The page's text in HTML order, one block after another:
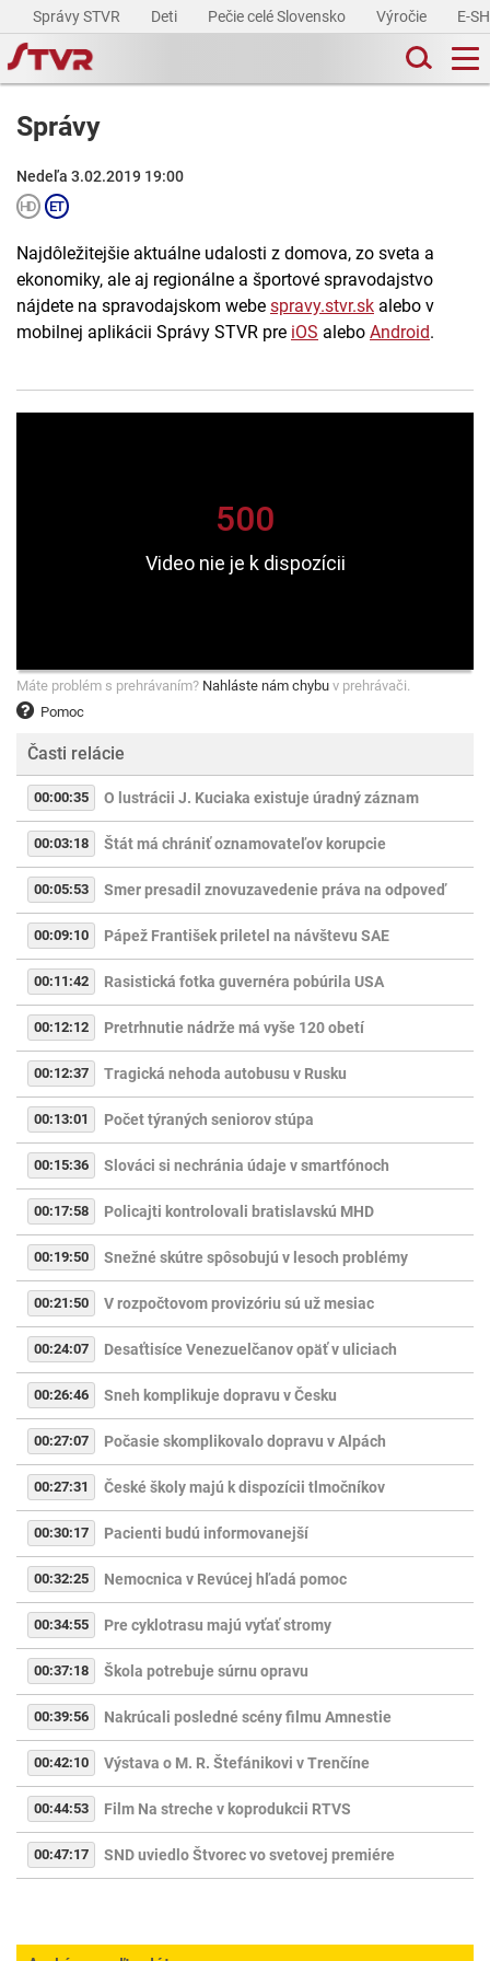
Správy STVR Deti Pečie celé Slovensko Výročie E-
Správy
Nedeľa 3.02.2019 19:00
Najdôležitejšie aktuálne udalosti z domova, zo sveta a
ekonomiky, ale aj regionálne a športové spravodajstvo
nájdete na spravodajskom webe spravy.stvr.sk alebo v
mobilnej aplikácii Správy STVR pre iOS alebo Android.
Pomoc
Máte problém s prehrávaním? Nahláste nám chybu v prehrávači.
Časti relácie
00:00:35 O lustrácii J. Kuciaka existuje úradný záznam
00:03:18 Štát má chrániť oznamovateľov korupcie
00:05:53 Smer presadil znovuzavedenie práva na odpoveď
00:09:10 Pápež František priletel na návštevu SAE
00:11:42 Rasistická fotka guvernéra pobúrila USA
00:12:12 Pretrhnutie nádrže má vyše 120 obetí
00:12:37 Tragická nehoda autobusu v Rusku
00:13:01 Počet týraných seniorov stúpa
00:15:36 Slováci si nechránia údaje v smartfónoch
00:17:58 Policajti kontrolovali bratislavskú MHD
00:19:50 Snežné skútre spôsobujú v lesoch problémy
00:21:50 V rozpočtovom provizóriu sú už mesiac
00:24:07 Desaťtisíce Venezuelčanov opäť v uliciach
00:26:46 Sneh komplikuje dopravu v Česku
00:27:07 Počasie skomplikovalo dopravu v Alpách
00:27:31 České školy majú k dispozícii tlmočníkov
00:30:17 Pacienti budú informovanejší
00:32:25 Nemocnica v Revúcej hľadá pomoc
00:34:55 Pre cyklotrasu majú vyťať stromy
00:37:18 Škola potrebuje súrnu opravu
00:39:56 Nakrúcali posledné scény filmu Amnestie
00:42:10 Výstava o M. R. Štefánikovi v Trenčíne
00:44:53 Film Na streche v koprodukcii RTVS
00:47:17 SND uviedlo Štvorec vo svetovej premiére